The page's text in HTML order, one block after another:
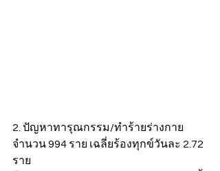
2. ปัญหาทารุณกรรม/ทำร้ายร่างกาย
จำนวน 994 ราย เฉลี่ยร้องทุกข์วันละ 2.72
ราย